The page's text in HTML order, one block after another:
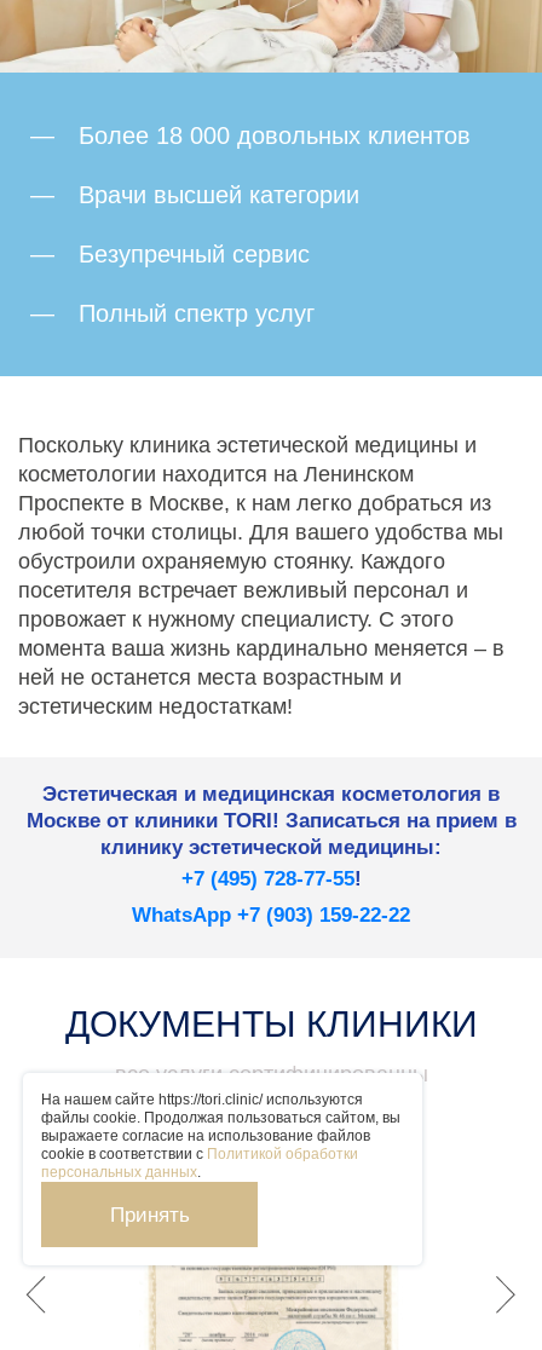
Более 18 000 довольных клиентов
Врачи высшей категории
Безупречный сервис
Полный спектр услуг
Поскольку клиника эстетической медицины и
косметологии находится на Ленинском
Проспекте в Москве, к нам легко добраться из
любой точки столицы. Для вашего удобства мы
обустроили охраняемую стоянку. Каждого
посетителя встречает вежливый персонал и
провожает к нужному специалисту. С этого
момента ваша жизнь кардинально меняется – в
ней не останется места возрастным и
эстетическим недостаткам!
Эстетическая и медицинская косметология в
Москве от клиники TORI! Записаться на прием в
клинику эстетической медицины:
+7 (495) 728-77-55!
WhatsApp +7 (903) 159-22-22
ДОКУМЕНТЫ КЛИНИКИ
все услуги сертифицированны
На нашем сайте https://tori.clinic/ используются
файлы cookie. Продолжая пользоваться сайтом, вы
выражаете согласие на использование файлов
cookie в соответствии с Политикой обработки
персональных данных.
Принять